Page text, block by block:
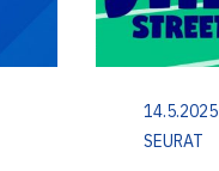
SEURAT